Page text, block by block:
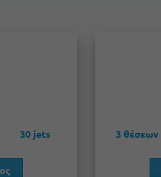
30 jets 3 θέσεων